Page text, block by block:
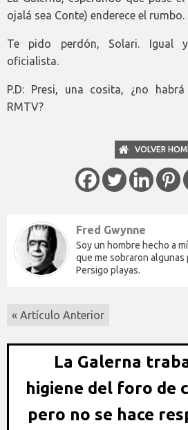
ojalá sea Conte) enderece el rumbo.
Te pido perdón, Solari. Igual
oficialista.
P.D: Presi, una cosita, ¿no
RMTV?
VOLVER
Fred Gwynne
Soy un hombre hecho a
que me sobraron algunas
Persigo playas.
« Artículo Anterior
La Galerna
higiene del foro de
pero no se hace